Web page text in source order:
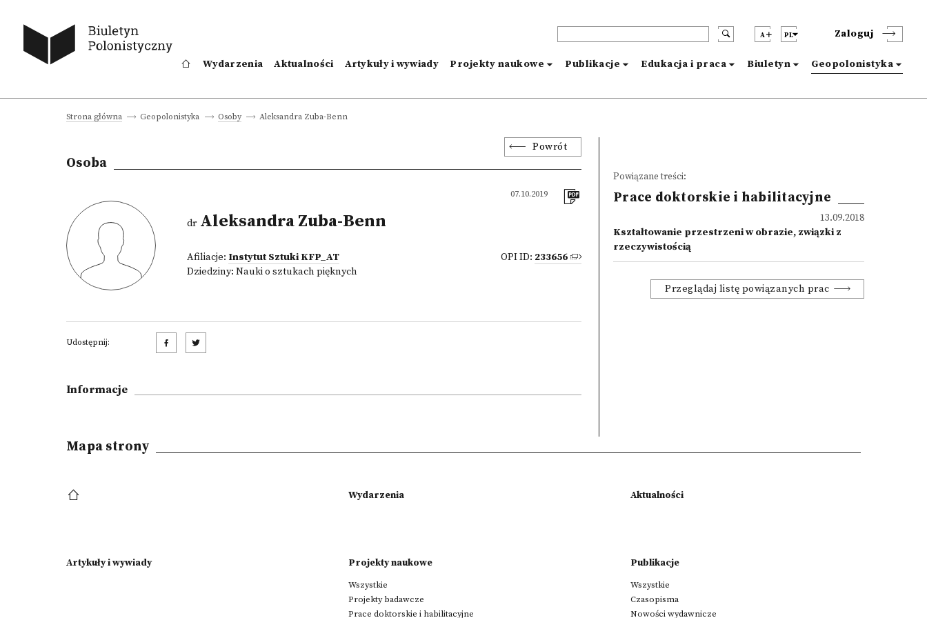
A PL Zaloguj
Wydarzenia Aktualności Artykuły i wywiady Projekty naukowe Publikacje Edukacja i praca Biuletyn Geopolonistyka
Strona główna Geopolonistyka Osoby Aleksandra Zuba-Benn
Powrót
Osoba
07.10.2019
drAleksandra Zuba-Benn
Afiliacje: Instytut Sztuki KFP_AT
Dziedziny: Nauki o sztukach pięknych
OPI ID: 233656
Udostępnij:
Informacje
Powiązane treści:
Prace doktorskie i habilitacyjne
13.09.2018
Kształtowanie przestrzeni w obrazie, związki z
rzeczywistością
Przeglądaj listę powiązanych prac
Mapa strony
Wydarzenia Aktualności
Artykuły i wywiady Projekty naukowe
Wszystkie
Projekty badawcze
Prace doktorskie i habilitacyjne
Publikacje
Wszystkie
Czasopisma
Nowości wydawnicze